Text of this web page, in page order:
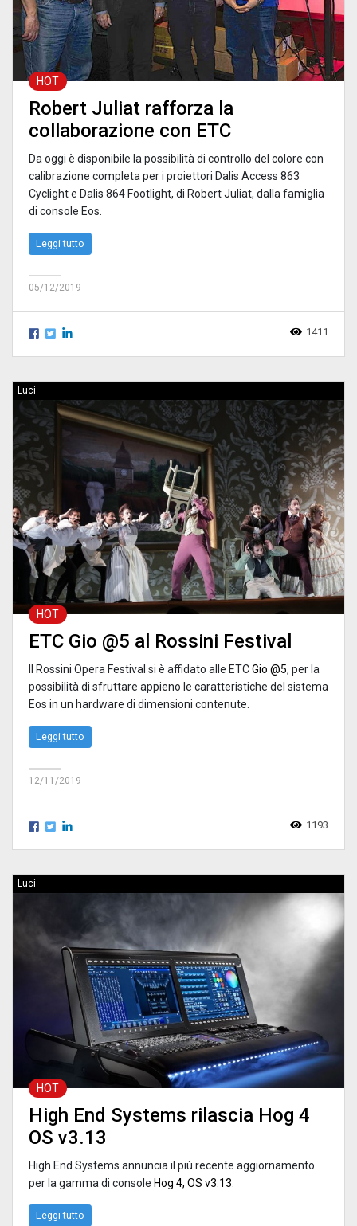
HOT
Robert Juliat rafforza la
collaborazione con ETC
Da oggi è disponibile la possibilità di controllo del colore con
calibrazione completa per i proiettori Dalis Access 863
Cyclight e Dalis 864 Footlight, di Robert Juliat, dalla famiglia
di console Eos.
Leggi tutto
05/12/2019
1411
Luci
HOT
ETC Gio @5 al Rossini Festival
Il Rossini Opera Festival si è affidato alle ETCGio @5, per la
possibilità di sfruttare appieno le caratteristiche del sistema
Eos in un hardware di dimensioni contenute.
Leggi tutto
12/11/2019
1193
Luci
HOT
High End Systems rilascia Hog 4
OS v3.13
High End Systems annuncia il più recente aggiornamento
per la gamma di console Hog 4, OS v3.13
Leggi tutto